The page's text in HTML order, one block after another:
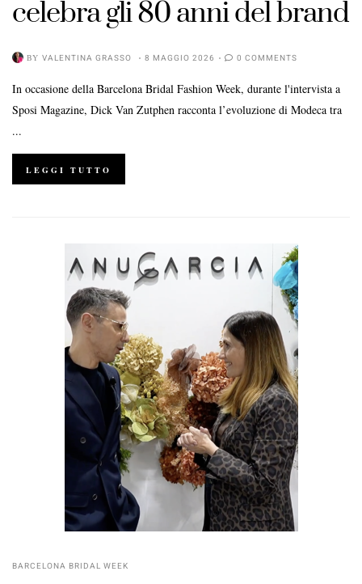
celebra gli 80 anni del brand
BY VALENTINA GRASSO 8 MAGGIO 2026 0 COMMENTS
In occasione della Barcelona Bridal Fashion Week, durante l'intervista a
Sposi Magazine, Dick Van Zutphen racconta l’evoluzione di Modeca tra
...
LEGGI TUTTO
BARCELONA BRIDAL WEEK